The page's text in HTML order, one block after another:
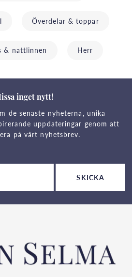
Överdelar & toppar
& nattlinnen Herr
inget nytt!
de senaste nyheterna, unika
uppdateringar genom att
på vårt nyhetsbrev.
SKICKA